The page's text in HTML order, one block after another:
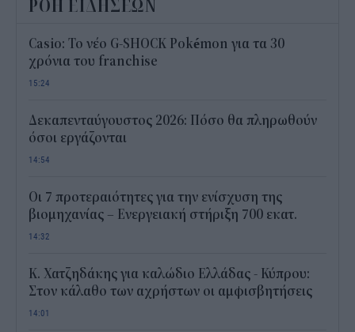
ΡΟΗ ΕΙΔΗΣΕΩΝ
Casio: Το νέο G-SHOCK Pokémon για τα 30
χρόνια του franchise
15:24
Δεκαπενταύγουστος 2026: Πόσο θα πληρωθούν
όσοι εργάζονται
14:54
Οι 7 προτεραιότητες για την ενίσχυση της
βιομηχανίας – Ενεργειακή στήριξη 700 εκατ.
14:32
Κ. Χατζηδάκης για καλώδιο Ελλάδας - Κύπρου:
Στον κάλαθο των αχρήστων οι αμφισβητήσεις
14:01